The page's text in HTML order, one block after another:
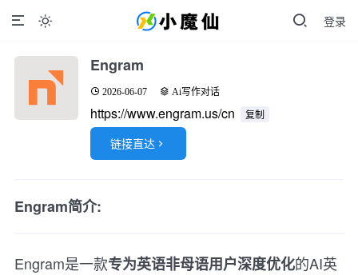
登录

Engram
2026-06-07 Ai写作对话
https://www.engram.us/cn 复制
链接直达 
Engram简介:
Engram是一款专为英语非母语用户深度优化的AI英